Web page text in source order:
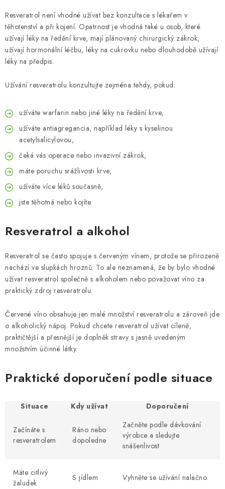
Resveratrol není vhodné užívat bez konzultace s lékařem v
těhotenství a při kojení. Opatrnost je vhodná také u osob, které
užívají léky na ředění krve, mají plánovaný chirurgický zákrok,
užívají hormonální léčbu, léky na cukrovku nebo dlouhodobě užívají
léky na předpis.
Užívání resveratrolu konzultujte zejména tehdy, pokud:
užíváte warfarin nebo jiné léky na ředění krve,
užíváte antiagregancia, například léky s kyselinou
acetylsalicylovou,
čeká vás operace nebo invazivní zákrok,
máte poruchu srážlivosti krve,
užíváte více léků současně,
jste těhotná nebo kojíte.
Resveratrol a alkohol
Resveratrol se často spojuje s červeným vínem, protože se přirozeně
nachází ve slupkách hroznů. To ale neznamená, že by bylo vhodné
užívat resveratrol společně s alkoholem nebo považovat víno za
praktický zdroj resveratrolu.
Červené víno obsahuje jen malé množství resveratrolu a zároveň jde
o alkoholický nápoj. Pokud chcete resveratrol užívat cíleně,
praktičtější a přesnější je doplněk stravy s jasně uvedeným
množstvím účinné látky.
Praktické doporučení podle situace
Situace Kdy užívat Doporučení
Začínáte s
resveratrolem
Ráno nebo
dopoledne
Začněte podle dávkování
výrobce a sledujte
snášenlivost
Máte citlivý
žaludek
S jídlem Vyhněte se užívání nalačno